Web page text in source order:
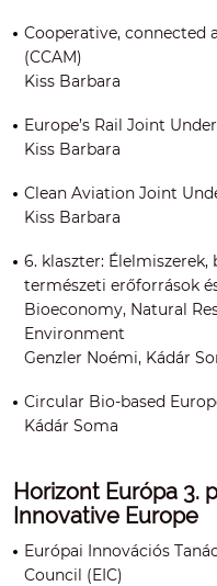
Cooperative,
(CCAM)
Kiss Barbara
Europe’s Rail Joint
Kiss Barbara
Clean Aviation Joint
Kiss Barbara
6. klaszter: Élelmiszerek,
természeti erőforrások
Bioeconomy, Natural
Environment
Genzler Noémi, Kádár
Circular Bio-based
Kádár Soma
Horizont Európa 3.
Innovative Europe
Európai Innovációs
Council (EIC)